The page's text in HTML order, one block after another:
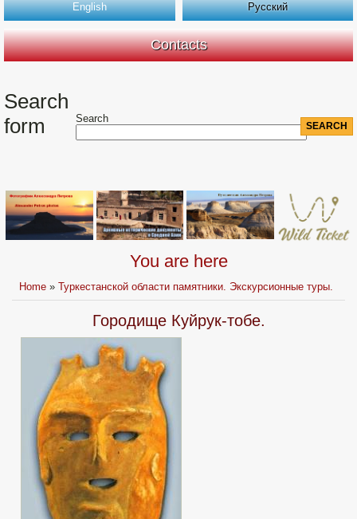
English Русский
Contacts
Search
form
Search
You are here
Home »Туркестанской области памятники. Экскурсионные туры.
Городище Куйрук-тобе.